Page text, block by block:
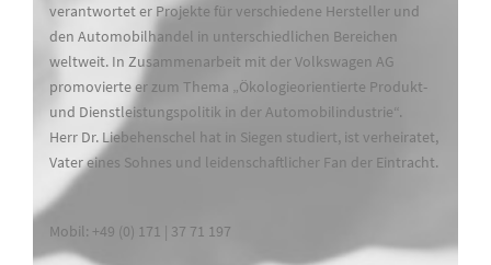
verantwortet er Projekte für verschiedene Hersteller und
den Automobilhandel in unterschiedlichen Bereichen
weltweit. In Zusammenarbeit mit der Volkswagen AG
promovierte er zum Thema „Ökologieorientierte Produkt-
und Dienstleistungspolitik in der Automobilindustrie“.
Herr Dr. Liebehenschel hat in Siegen studiert, ist verheiratet,
Vater eines Sohnes und leidenschaftlicher Fan der Eintracht.
Mobil: +49 (0) 171 | 37 71 197